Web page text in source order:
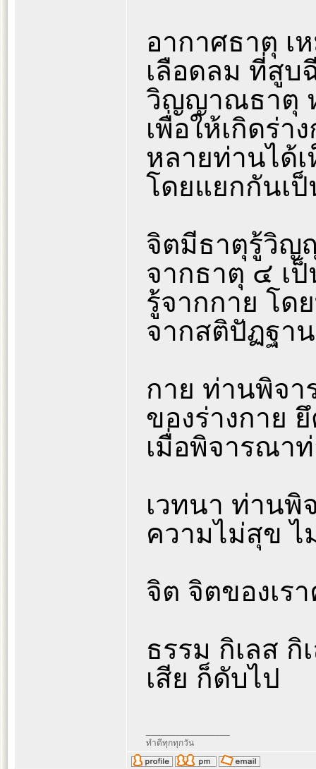
อากาศธาตุ เ
เลือดลม ที่สูบ
วิญญาณธาตุ
เพื่อให้เกิดร่า
หลายท่านได้
โดยแยกกันเ
จิตมีธาตุรู้วิญ
จากธาตุ ๔ เ
รู้จากกาย โด
จากสติปัฏฐา
กาย ท่านพิจา
ของร่างกาย
เมื่อพิจารณา
เวทนา ท่าน
ความไม่สุข ไ
จิต จิตของเร
ธรรม กิเลส
เสีย ก็ดับไป
ทำดีทุกทุกวัน